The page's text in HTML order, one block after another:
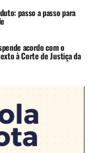
passo a passo para
acordo com o
à Corte de Justiça da